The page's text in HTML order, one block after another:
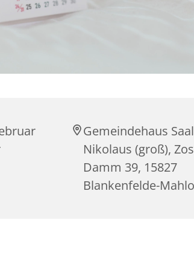
Gemeindehaus
Nikolaus (groß),
Damm 39, 15827
Blankenfelde-